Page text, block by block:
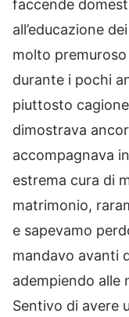
faccende
all’educazione
molto
durante i pochi
piuttosto
dimostrava
accompagnava
estrema cura di
matrimonio,
e sapevamo
mandavo avanti
adempiendo alle
Sentivo di avere